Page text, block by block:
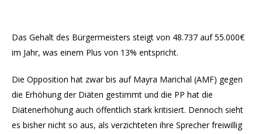
Das Gehalt des Bürgermeisters steigt von 48.737 auf 55.000€
im Jahr, was einem Plus von 13% entspricht.
Die Opposition hat zwar bis auf Mayra Marichal (AMF) gegen
die Erhöhung der Diäten gestimmt und die PP hat die
Diätenerhöhung auch öffentlich stark kritisiert. Dennoch sieht
es bisher nicht so aus, als verzichteten ihre Sprecher freiwillig